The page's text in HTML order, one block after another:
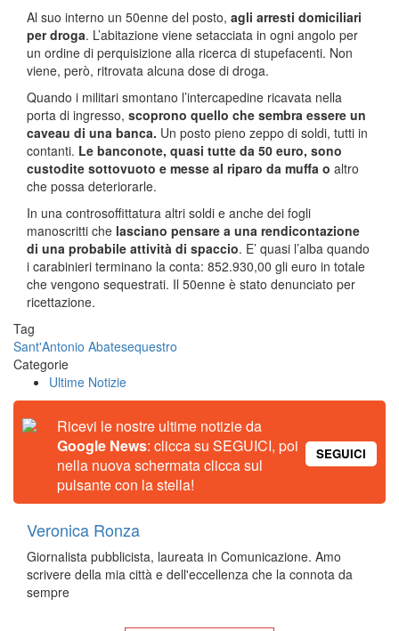
Al suo interno un 50enne del posto, agli arresti domiciliari
per droga. L’abitazione viene setacciata in ogni angolo per
un ordine di perquisizione alla ricerca di stupefacenti. Non
viene, però, ritrovata alcuna dose di droga.
Quando i militari smontano l’intercapedine ricavata nella
porta di ingresso, scoprono quello che sembra essere un
caveau di una banca. Un posto pieno zeppo di soldi, tutti in
contanti. Le banconote, quasi tutte da 50 euro, sono
custodite sottovuoto e messe al riparo da muffa o altro
che possa deteriorarle.
In una controsoffittatura altri soldi e anche dei fogli
manoscritti che lasciano pensare a una rendicontazione
di una probabile attività di spaccio. E’ quasi l’alba quando
i carabinieri terminano la conta: 852.930,00 gli euro in totale
che vengono sequestrati. Il 50enne è stato denunciato per
ricettazione.
Tag
Sant'Antonio Abatesequestro
Categorie
Ultime Notizie
Ricevi le nostre ultime notizie da
Google News: clicca su SEGUICI, poi
nella nuova schermata clicca sul
pulsante con la stella!
SEGUICI
Veronica Ronza
Giornalista pubblicista, laureata in Comunicazione. Amo
scrivere della mia città e dell'eccellenza che la connota da
sempre